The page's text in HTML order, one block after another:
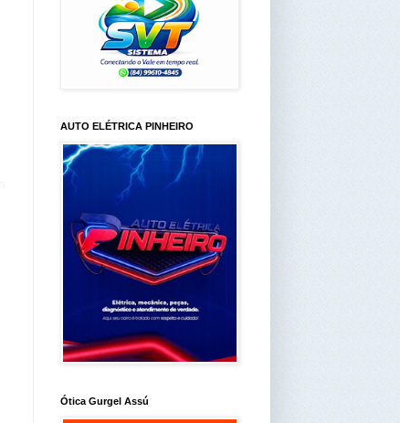
AUTO ELÉTRICA PINHEIRO
Ótica Gurgel Assú